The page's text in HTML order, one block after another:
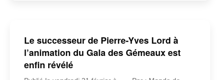
Le successeur de Pierre-Yves Lord à
l’animation du Gala des Gémeaux est
enfin révélé